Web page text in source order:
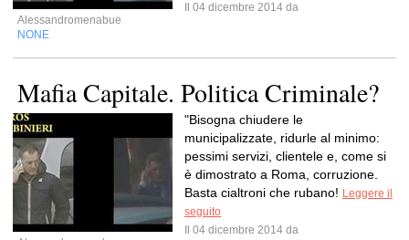
Il 04 dicembre 2014 da
Alessandromenabue
NONE
Mafia Capitale. Politica Criminale?
"Bisogna chiudere le
municipalizzate, ridurle al minimo:
pessimi servizi, clientele e, come si
è dimostrato a Roma, corruzione.
Basta cialtroni che rubano! Leggere il
seguito
Il 04 dicembre 2014 da